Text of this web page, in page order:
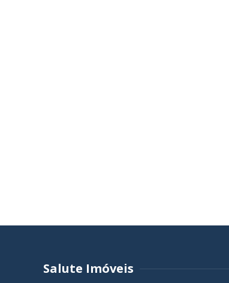
Salute Imóveis